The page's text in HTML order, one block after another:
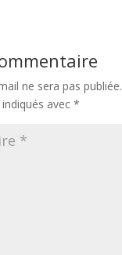
ne sera pas publiée.
avec *